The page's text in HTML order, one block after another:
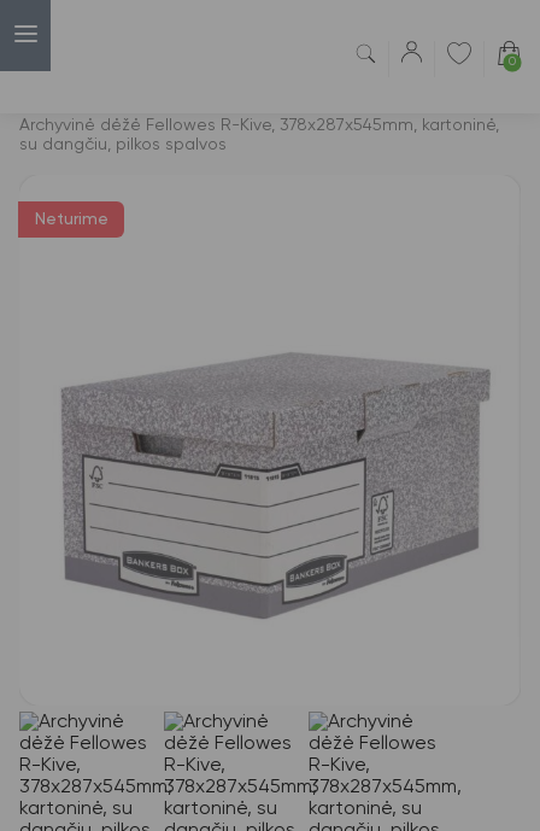
0
Archyvinė dėžė Fellowes R-Kive, 378x287x545mm, kartoninė,
su dangčiu, pilkos spalvos
Neturime